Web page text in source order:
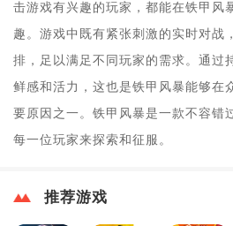
击游戏有兴趣的玩家，都能在铁甲风
趣。游戏中既有紧张刺激的实时对战
排，足以满足不同玩家的需求。通过
鲜感和活力，这也是铁甲风暴能够在
要原因之一。铁甲风暴是一款不容错
每一位玩家来探索和征服。
推荐游戏